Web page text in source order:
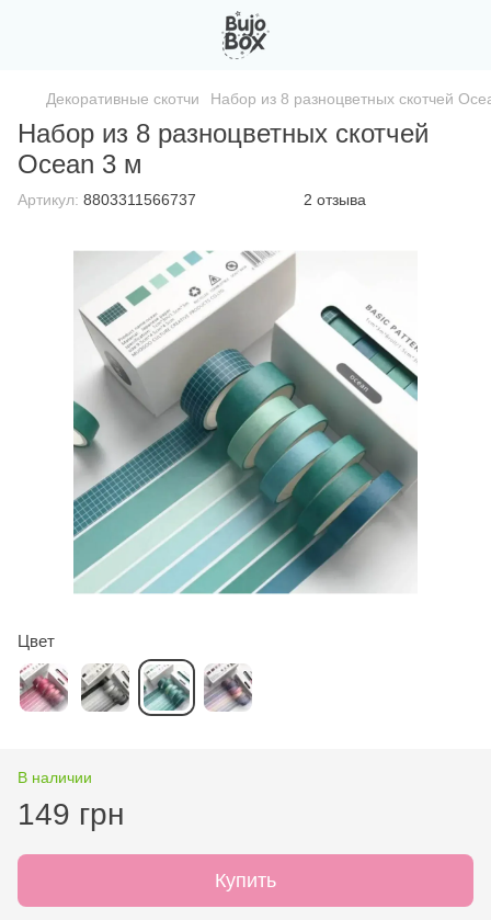
Декоративные скотчи Набор из 8 разноцветных скотчей
Набор из 8 разноцветных скотчей
Ocean 3 м
Артикул: 8803311566737 2 отзыва
Цвет
В наличии
149 грн
Купить